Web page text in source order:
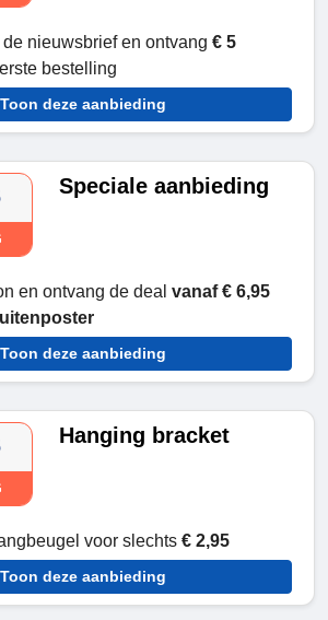
nieuwsbrief en ontvang € 5
bestelling
Toon deze aanbieding
Speciale aanbieding
en ontvang de deal vanaf € 6,95
Toon deze aanbieding
Hanging bracket
voor slechts € 2,95
Toon deze aanbieding